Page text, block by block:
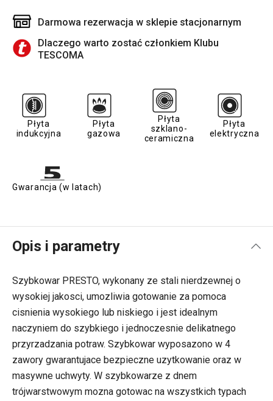
Darmowa rezerwacja w sklepie stacjonarnym
Dlaczego warto zostać członkiem Klubu
TESCOMA
Płyta
indukcyjna
Płyta
gazowa
Płyta
szklano-
ceramiczna
Płyta
elektryczna
Gwarancja (w latach)
Opis i parametry
Szybkowar PRESTO, wykonany ze stali nierdzewnej o
wysokiej jakosci, umozliwia gotowanie za pomoca
cisnienia wysokiego lub niskiego i jest idealnym
naczyniem do szybkiego i jednoczesnie delikatnego
przyrzadzania potraw. Szybkowar wyposazono w 4
zawory gwarantujace bezpieczne uzytkowanie oraz w
masywne uchwyty. W szybkowarze z dnem
trójwarstwowym mozna gotowac na wszystkich typach